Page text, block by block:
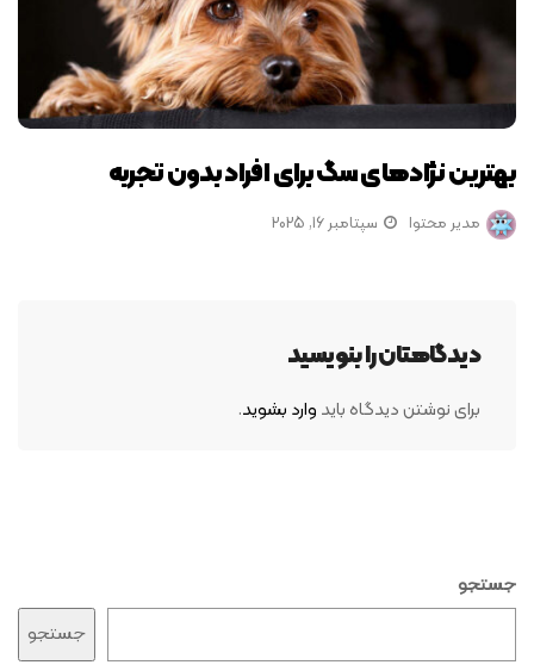
بهترین نژادهای سگ برای افراد بدون تجربه
مدیر محتوا سپتامبر 16, 2025
دیدگاهتان را بنویسید
برای نوشتن دیدگاه باید وارد بشوید.
جستجو
جستجو